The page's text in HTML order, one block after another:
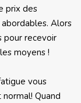
prix des
Alors
pour recevoir
moyens !
vous
Quand